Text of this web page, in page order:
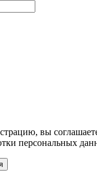
вы
персональных